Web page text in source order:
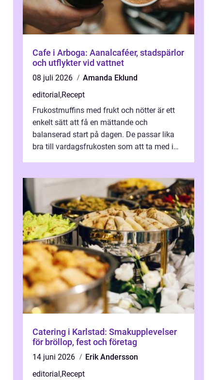
Cafe i Arboga: Aanalcaféer, stadspärlor
och utflykter vid vattnet
08 juli 2026
Amanda Eklund
editorial,Recept
Frukostmuffins med frukt och nötter är ett
enkelt sätt att få en mättande och
balanserad start på dagen. De passar lika
bra till vardagsfrukosten som att ta med i
Catering i Karlstad: Smakupplevelser
för bröllop, fest och företag
14 juni 2026
Erik Andersson
editorial,Recept